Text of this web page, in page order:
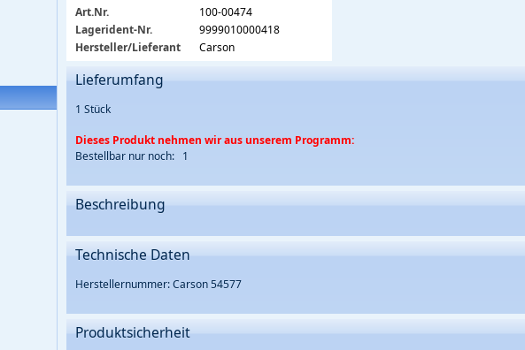
Art.Nr.
100-00474
Lagerident-Nr.
9999010000418
Hersteller/Lieferant
Carson
Lieferumfang
1 Stück
Dieses Produkt nehmen wir aus unserem Programm:
Bestellbar nur noch: 1
Beschreibung
Technische Daten
Herstellernummer: Carson 54577
Produktsicherheit